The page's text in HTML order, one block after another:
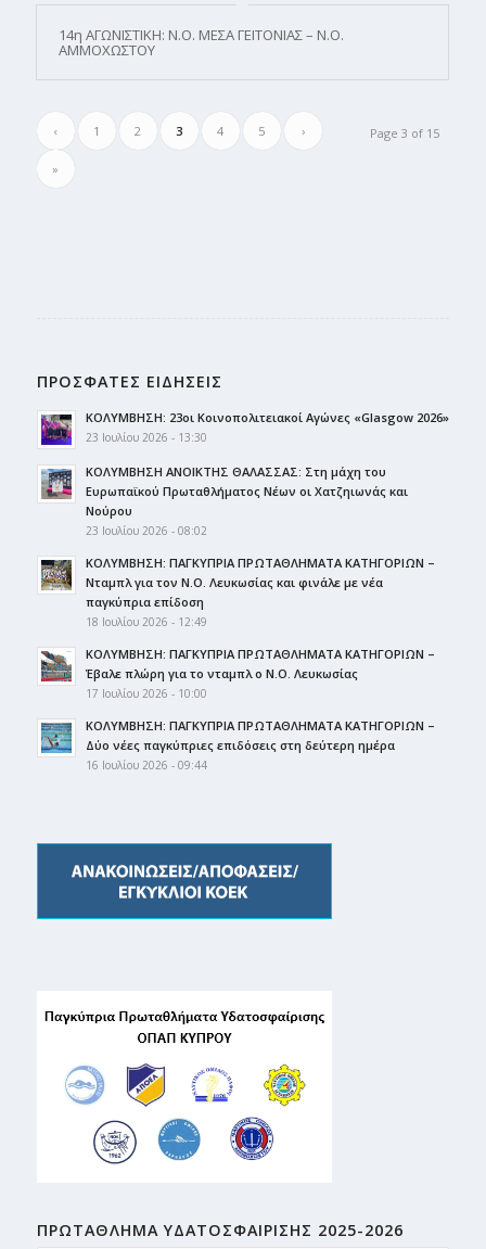
14η ΑΓΩΝΙΣΤΙΚΗ: Ν.Ο. ΜΕΣΑ ΓΕΙΤΟΝΙΑΣ – Ν.Ο.
ΑΜΜΟΧΩΣΤΟΥ
Page 3 of 15
‹ 1 2 3 4 5 ›
»
ΠΡΟΣΦΑΤΕΣ ΕΙΔΗΣΕΙΣ
ΚΟΛΥΜΒΗΣΗ: 23οι Κοινοπολιτειακοί Αγώνες «Glasgow 2026»
23 Ιουλίου 2026 - 13:30
ΚΟΛΥΜΒΗΣΗ ΑΝΟΙΚΤΗΣ ΘΑΛΑΣΣΑΣ: Στη μάχη του
Ευρωπαϊκού Πρωταθλήματος Νέων οι Χατζηιωνάς και
Νούρου
23 Ιουλίου 2026 - 08:02
ΚΟΛΥΜΒΗΣΗ: ΠΑΓΚΥΠΡΙΑ ΠΡΩΤΑΘΛΗΜΑΤΑ ΚΑΤΗΓΟΡΙΩΝ –
Νταμπλ για τον Ν.Ο. Λευκωσίας και φινάλε με νέα
παγκύπρια επίδοση
18 Ιουλίου 2026 - 12:49
ΚΟΛΥΜΒΗΣΗ: ΠΑΓΚΥΠΡΙΑ ΠΡΩΤΑΘΛΗΜΑΤΑ ΚΑΤΗΓΟΡΙΩΝ –
Έβαλε πλώρη για το νταμπλ ο Ν.Ο. Λευκωσίας
17 Ιουλίου 2026 - 10:00
ΚΟΛΥΜΒΗΣΗ: ΠΑΓΚΥΠΡΙΑ ΠΡΩΤΑΘΛΗΜΑΤΑ ΚΑΤΗΓΟΡΙΩΝ –
Δύο νέες παγκύπριες επιδόσεις στη δεύτερη ημέρα
16 Ιουλίου 2026 - 09:44
ΠΡΩΤΑΘΛΗMA ΥΔΑΤΟΣΦΑΙΡΙΣΗΣ 2025-2026